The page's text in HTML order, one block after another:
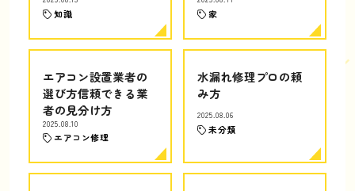
知識 家
エアコン設置業者の
選び方信頼できる業
者の見分け方
2025.08.10
エアコン修理
水漏れ修理プロの頼
み方
2025.08.06
未分類